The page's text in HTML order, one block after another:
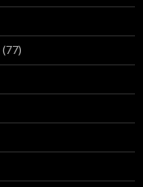
(77)